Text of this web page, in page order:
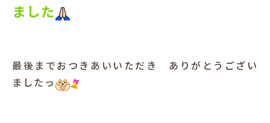
ました
最後までおつきあいいただき ありがとうござい
ましたっ